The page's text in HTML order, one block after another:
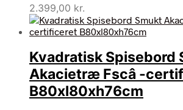
2.399,00 kr.
Kvadratisk Spisebord
Akacietræ Fscâ -
B80xl80xh76cm